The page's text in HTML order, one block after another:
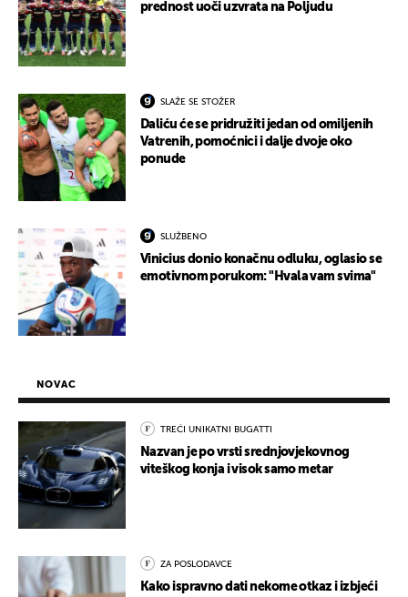
prednost uoči uzvrata na Poljudu
SLAŽE SE STOŽER
Daliću će se pridružiti jedan od omiljenih
Vatrenih, pomoćnici i dalje dvoje oko
ponude
SLUŽBENO
Vinicius donio konačnu odluku, oglasio se
emotivnom porukom: "Hvala vam svima"
NOVAC
TREĆI UNIKATNI BUGATTI
Nazvan je po vrsti srednjovjekovnog
viteškog konja i visok samo metar
ZA POSLODAVCE
Kako ispravno dati nekome otkaz i izbjeći